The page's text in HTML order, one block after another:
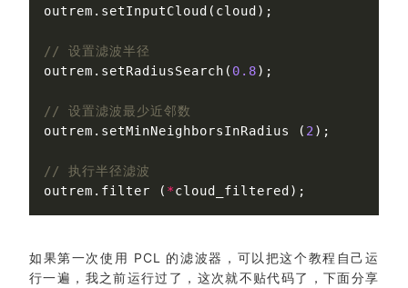
outrem . setInputCloud ( cloud );
// 设置滤波半径
outrem . setRadiusSearch ( 0.8);
// 设置滤波最少近邻数
outrem . setMinNeighborsInRadius ( 2);
// 执行半径滤波
outrem . filter ( *cloud_filtered );
如果第一次使用 PCL 的滤波器，可以把这个教程自己运
行一遍，我之前运行过了，这次就不贴代码了，下面分享